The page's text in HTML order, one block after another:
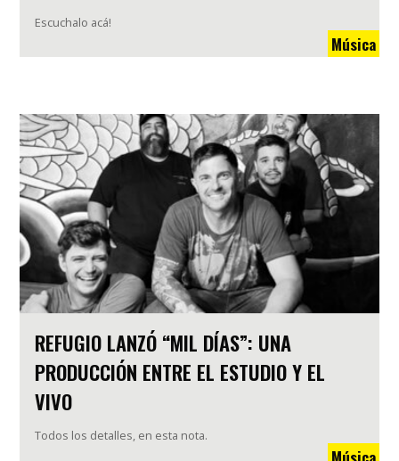
Escuchalo acá!
Música
REFUGIO LANZÓ “MIL DÍAS”: UNA
PRODUCCIÓN ENTRE EL ESTUDIO Y EL
VIVO
Todos los detalles, en esta nota.